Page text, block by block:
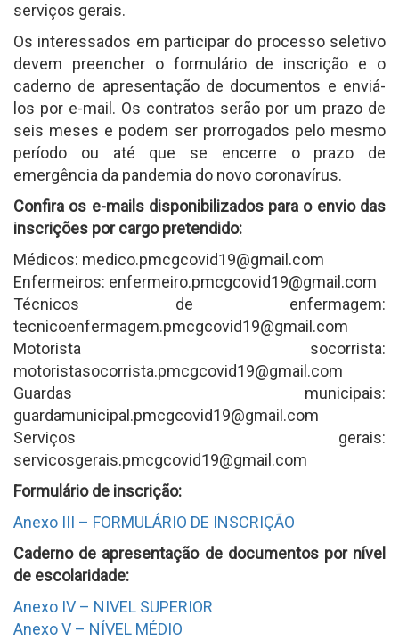
serviços gerais.
Os interessados em participar do processo seletivo
devem preencher o formulário de inscrição e o
caderno de apresentação de documentos e enviá-
los por e-mail. Os contratos serão por um prazo de
seis meses e podem ser prorrogados pelo mesmo
período ou até que se encerre o prazo de
emergência da pandemia do novo coronavírus.
Confira os e-mails disponibilizados para o envio das
inscrições por cargo pretendido:
Médicos: medico.pmcgcovid19@gmail.com
Enfermeiros: enfermeiro.pmcgcovid19@gmail.com
Técnicos de enfermagem:
tecnicoenfermagem.pmcgcovid19@gmail.com
Motorista socorrista:
motoristasocorrista.pmcgcovid19@gmail.com
Guardas municipais:
guardamunicipal.pmcgcovid19@gmail.com
Serviços gerais:
servicosgerais.pmcgcovid19@gmail.com
Formulário de inscrição:
Anexo III – FORMULÁRIO DE INSCRIÇÃO
Caderno de apresentação de documentos por nível
de escolaridade:
Anexo IV – NIVEL SUPERIOR
Anexo V – NÍVEL MÉDIO